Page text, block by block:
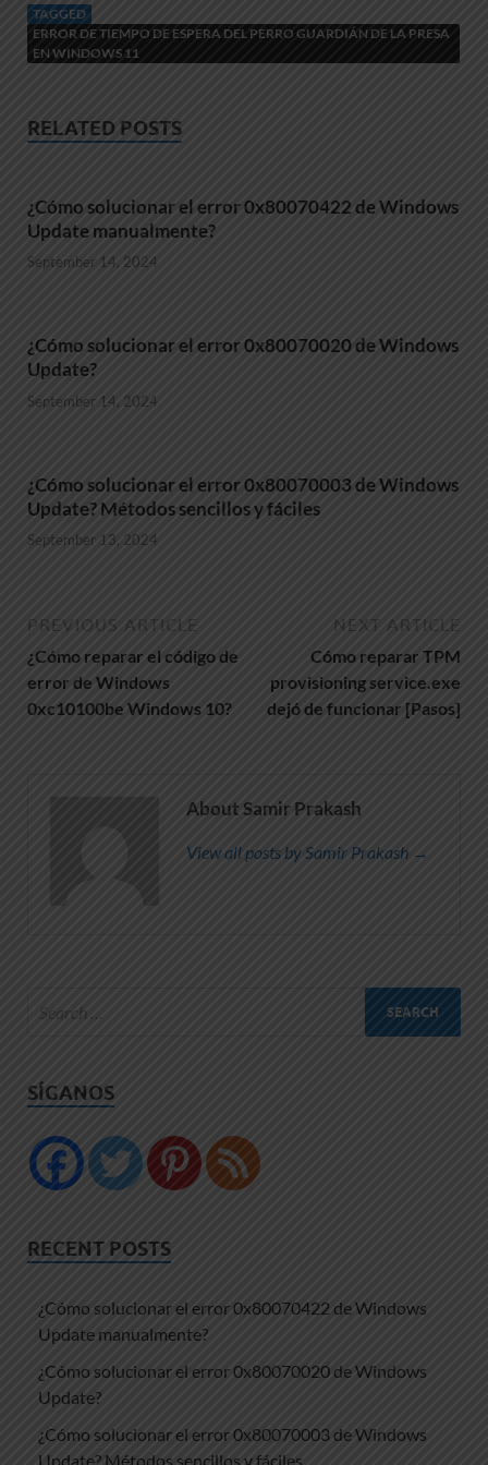
TAGGED
ERROR DE TIEMPO DE ESPERA DEL PERRO GUARDIÁN DE LA PRESA
EN WINDOWS 11
RELATED POSTS
¿Cómo solucionar el error 0x80070422 de Windows
Update manualmente?
September 14, 2024
¿Cómo solucionar el error 0x80070020 de Windows
Update?
September 14, 2024
¿Cómo solucionar el error 0x80070003 de Windows
Update? Métodos sencillos y fáciles
September 13, 2024
PREVIOUS ARTICLE
¿Cómo reparar el código de
error de Windows
0xc10100be Windows 10?
NEXT ARTICLE
Cómo reparar TPM
provisioning service.exe
dejó de funcionar [Pasos]
About Samir Prakash
View all posts by Samir Prakash →
SÍGANOS
RECENT POSTS
¿Cómo solucionar el error 0x80070422 de Windows
Update manualmente?
¿Cómo solucionar el error 0x80070020 de Windows
Update?
¿Cómo solucionar el error 0x80070003 de Windows
Update? Métodos sencillos y fáciles